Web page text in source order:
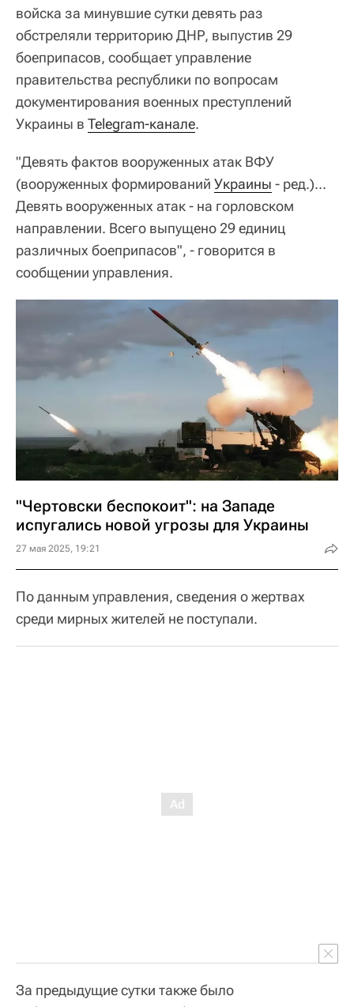
войска за минувшие сутки девять раз
обстреляли территорию ДНР, выпустив 29
боеприпасов, сообщает управление
правительства республики по вопросам
документирования военных преступлений
Украины в Telegram-канале.
"Девять фактов вооруженных атак ВФУ
(вооруженных формирований Украины - ред.)...
Девять вооруженных атак - на горловском
направлении. Всего выпущено 29 единиц
различных боеприпасов", - говорится в
сообщении управления.
"Чертовски беспокоит": на Западе
испугались новой угрозы для Украины
27 мая 2025, 19:21
По данным управления, сведения о жертвах
среди мирных жителей не поступали.
За предыдущие сутки также было